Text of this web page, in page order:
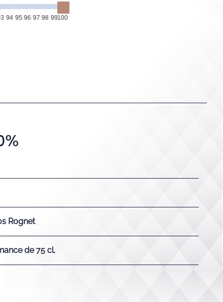
94 95 96 97 98 99100
Rognet
de 75 cl.